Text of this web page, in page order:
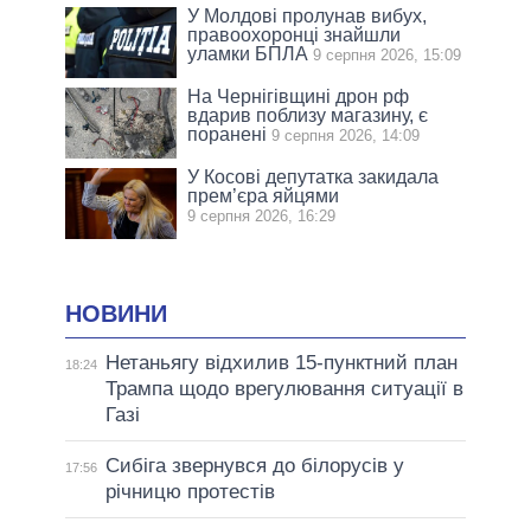
У Молдові пролунав вибух,
правоохоронці знайшли
уламки БПЛА 9 серпня 2026, 15:09
На Чернігівщині дрон рф
вдарив поблизу магазину, є
поранені 9 серпня 2026, 14:09
У Косові депутатка закидала
прем’єра яйцями
9 серпня 2026, 16:29
НОВИНИ
18:24
Нетаньягу відхилив 15-пунктний план
Трампа щодо врегулювання ситуації в
Газі
17:56
Сибіга звернувся до білорусів у
річницю протестів